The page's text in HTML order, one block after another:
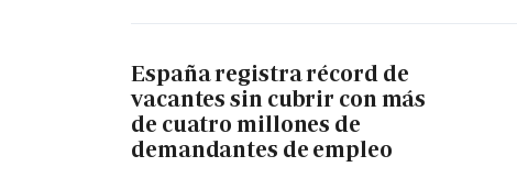
España registra récord de
vacantes sin cubrir con más
de cuatro millones de
demandantes de empleo